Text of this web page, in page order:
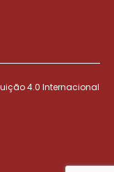
4.0 Internacional